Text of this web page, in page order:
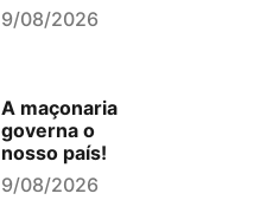
9/08/2026
A maçonaria
governa o
nosso país!
9/08/2026